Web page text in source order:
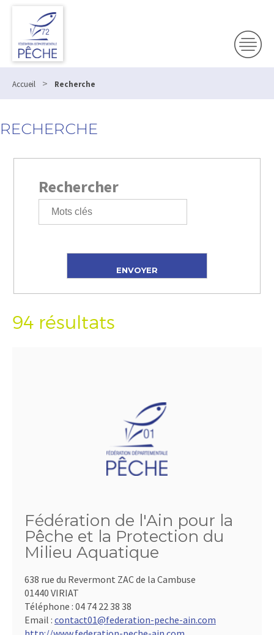
Accueil > Recherche
RECHERCHE
Rechercher
94 résultats
Fédération de l'Ain pour la
Pêche et la Protection du
Milieu Aquatique
638 rue du Revermont ZAC de la Cambuse
01440 VIRIAT
Téléphone : 04 74 22 38 38
Email : contact01@federation-peche-ain.com